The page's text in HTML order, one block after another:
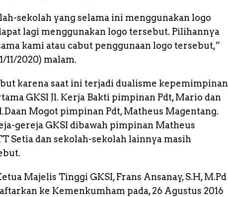
sekolah yang selama ini menggunakan logo
lagi menggunakan logo tersebut. Pilihannya
kami atau cabut penggunaan logo tersebut,”
11/2020) malam.
karena saat ini terjadi dualisme kepemimpinan
GKSI Jl. Kerja Bakti pimpinan Pdt, Mario dan
Mogot pimpinan Pdt, Matheus Magentang.
gereja GKSI dibawah pimpinan Matheus
Setia dan sekolah-sekolah lainnya masih
Majelis Tinggi GKSI, Frans Ansanay, S.H, M.Pd
ke Kemenkumham pada, 26 Agustus 2016